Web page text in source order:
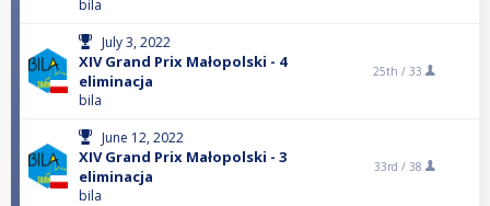
bila
July 3, 2022
XIV Grand Prix Małopolski - 4
eliminacja
bila
25th / 33
June 12, 2022
XIV Grand Prix Małopolski - 3
eliminacja
bila
33rd / 38